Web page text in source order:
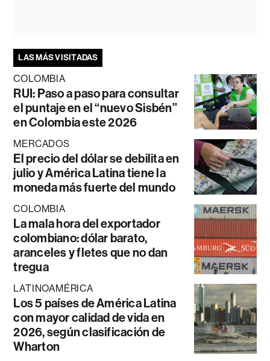
LAS MÁS VISITADAS
COLOMBIA
RUI: Paso a paso para consultar
el puntaje en el “nuevo Sisbén”
en Colombia este 2026
MERCADOS
El precio del dólar se debilita en
julio y América Latina tiene la
moneda más fuerte del mundo
COLOMBIA
La mala hora del exportador
colombiano: dólar barato,
aranceles y fletes que no dan
tregua
LATINOAMÉRICA
Los 5 países de América Latina
con mayor calidad de vida en
2026, según clasificación de
Wharton